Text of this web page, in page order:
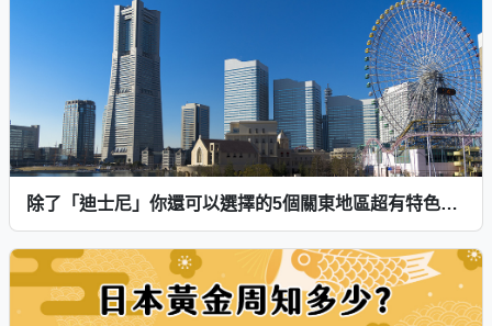
除了「迪士尼」你還可以選擇的5個關東地區超有特色主題樂園！